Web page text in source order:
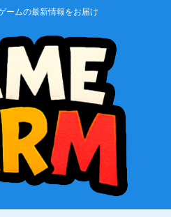
ームの最新情報をお届け